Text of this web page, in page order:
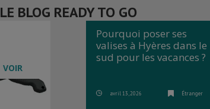
LE BLOG READY TO GO
VOIR
Pourquoi poser ses
valises à Hyères dans le
sud pour les vacances ?
avril 13, 2026 Étranger